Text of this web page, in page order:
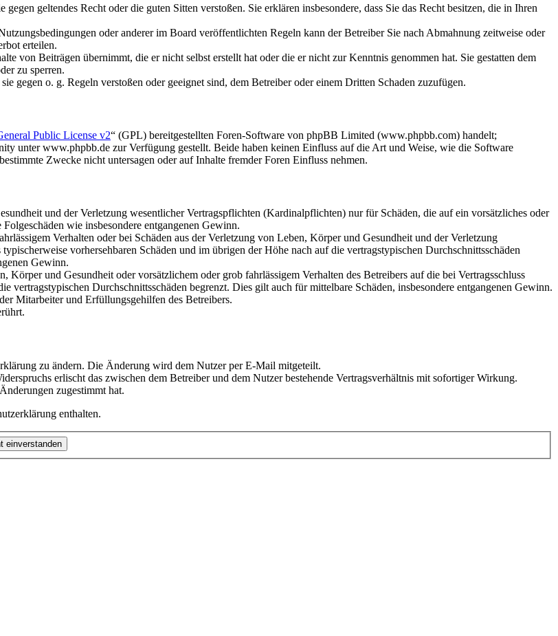
geltendes Recht oder die guten Sitten verstoßen. Sie erklären insbesondere, dass Sie das Recht besitzen, die in Ihren
oder anderer im Board veröffentlichten Regeln kann der Betreiber Sie nach Abmahnung zeitweise oder
erteilen.
von Beiträgen übernimmt, die er nicht selbst erstellt hat oder die er nicht zur Kenntnis genommen hat. Sie gestatten dem
zu sperren.
gegen o. g. Regeln verstoßen oder geeignet sind, dem Betreiber oder einem Dritten Schaden zuzufügen.
Public License v2“ (GPL) bereitgestellten Foren-Software von phpBB Limited (www.phpbb.com) handelt;
unter www.phpbb.de zur Verfügung gestellt. Beide haben keinen Einfluss auf die Art und Weise, wie die Software
Zwecke nicht untersagen oder auf Inhalte fremder Foren Einfluss nehmen.
und der Verletzung wesentlicher Vertragspflichten (Kardinalpflichten) nur für Schäden, die auf ein vorsätzliches oder
wie insbesondere entgangenen Gewinn.
Verhalten oder bei Schäden aus der Verletzung von Leben, Körper und Gesundheit und der Verletzung
vorhersehbaren Schäden und im übrigen der Höhe nach auf die vertragstypischen Durchschnittsschäden
Gewinn.
und Gesundheit oder vorsätzlichem oder grob fahrlässigem Verhalten des Betreibers auf die bei Vertragsschluss
vertragstypischen Durchschnittsschäden begrenzt. Dies gilt auch für mittelbare Schäden, insbesondere entgangenen Gewinn.
Mitarbeiter und Erfüllungsgehilfen des Betreibers.
zu ändern. Die Änderung wird dem Nutzer per E-Mail mitgeteilt.
erlischt das zwischen dem Betreiber und dem Nutzer bestehende Vertragsverhältnis mit sofortiger Wirkung.
zugestimmt hat.
enthalten.